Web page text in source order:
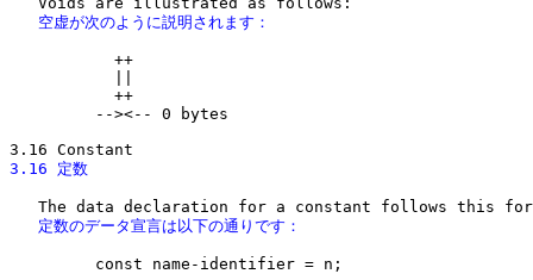
   空虚が次のように説明されます：
           ++
           ++
         --><-- 0 bytes
3.16 定数
   定数のデータ宣言は以下の通りです：
         const name-identifier = n;